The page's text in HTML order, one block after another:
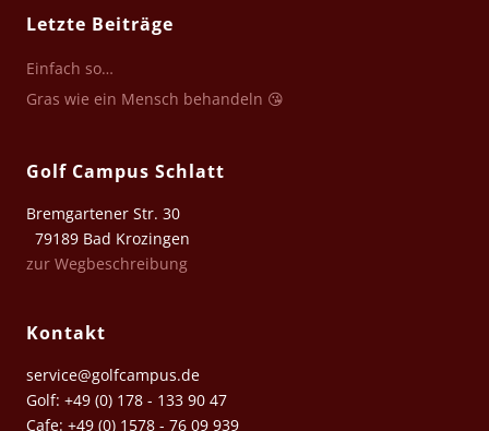
Letzte Beiträge
Einfach so…
Gras wie ein Mensch behandeln 😘
Golf Campus Schlatt
Bremgartener Str. 30
79189 Bad Krozingen
zur Wegbeschreibung
Kontakt
service@golfcampus.de
Golf: +49 (0) 178 - 133 90 47
Cafe: +49 (0) 1578 - 76 09 939